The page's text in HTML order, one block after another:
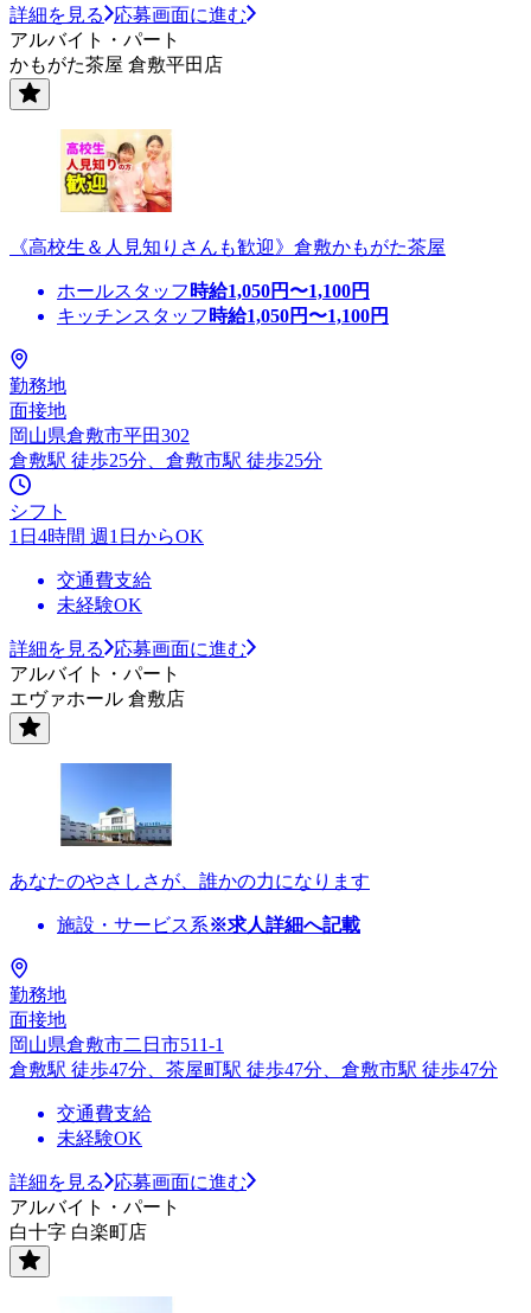
詳細を見る
応募画面に進む
アルバイト・パート
かもがた茶屋 倉敷平田店
《高校生＆人見知りさんも歓迎》倉敷かもがた茶屋
ホールスタッフ 時給1,050円〜1,100円
キッチンスタッフ 時給1,050円〜1,100円
勤務地
面接地
岡山県倉敷市平田302
倉敷駅 徒歩25分、倉敷市駅 徒歩25分
シフト
1日4時間 週1日からOK
交通費支給
未経験OK
詳細を見る
応募画面に進む
アルバイト・パート
エヴァホール 倉敷店
あなたのやさしさが、誰かの力になります
施設・サービス系※求人詳細へ記載
勤務地
面接地
岡山県倉敷市二日市511-1
倉敷駅 徒歩47分、茶屋町駅 徒歩47分、倉敷市駅 徒歩47分
交通費支給
未経験OK
詳細を見る
応募画面に進む
アルバイト・パート
白十字 白楽町店